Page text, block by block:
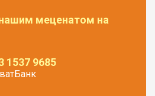
меценатом на
1537 9685